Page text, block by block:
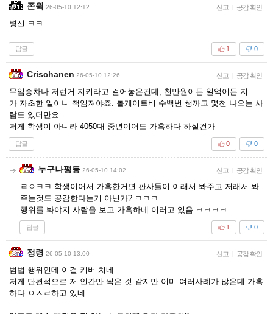
존윅 26-05-10 12:12 신고 | 공감 확인
병신 ㅋㅋ
답글 0
1
Crischanen 26-05-10 12:26 신고 | 공감 확인
무임승차나 저런거 지키라고 걸어놓은건데, 천만원이든 일억이든 지
가 자초한 일이니 책임져야죠. 톨게이트비 수백번 쌩까고 몇천 나오는 사
람도 있더만요.
저게 학생이 아니라 4050대 중년이어도 가혹하다 하실건가
답글 0
0
누구나평등 26-05-10 14:02 신고 | 공감 확인
ㄹㅇㅋㅋ 학생이어서 가혹한거면 판사들이 이래서 봐주고 저래서 봐
주는것도 공감한다는거 아닌가? ㅋㅋㅋ
행위를 봐야지 사람을 보고 가혹하네 이러고 있음 ㅋㅋㅋㅋ
답글 0
1
정령 26-05-10 13:00 신고 | 공감 확인
범법 행위인데 이걸 커버 치네
저게 단편적으로 저 인간만 찍은 것 같지만 이미 여러사례가 많은데 가혹
하다 ㅇㅈㄹ하고 있네